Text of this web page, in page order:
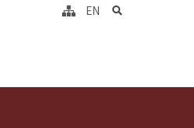
EN search